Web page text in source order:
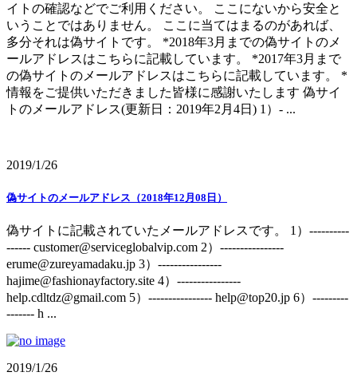
イトの確認などでご利用ください。 ここにないから安全と
いうことではありません。 ここに当てはまるのがあれば、
多分それは偽サイトです。 *2018年3月までの偽サイトのメ
ールアドレスはこちらに記載しています。 *2017年3月まで
の偽サイトのメールアドレスはこちらに記載しています。 *
情報をご提供いただきました皆様に感謝いたします 偽サイ
トのメールアドレス(更新日：2019年2月4日) 1）- ...
2019/1/26
偽サイトのメールアドレス（2018年12月08日）
偽サイトに記載されていたメールアドレスです。 1）----------
------ customer@serviceglobalvip.com 2）----------------
erume@zureyamadaku.jp 3）----------------
hajime@fashionayfactory.site 4）----------------
help.cdltdz@gmail.com 5）---------------- help@top20.jp 6）---------
------- h ...
2019/1/26